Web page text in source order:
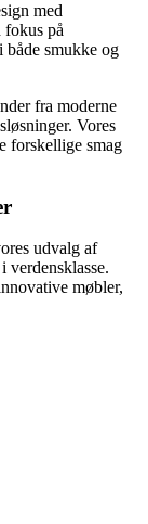
med
fokus på
smukke og
fra moderne
Vores
forskellige smag
udvalg af
verdensklasse.
møbler,